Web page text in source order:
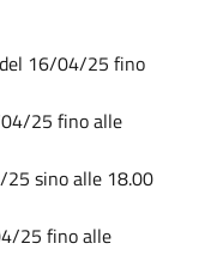
16/04/25 fino
25 fino alle
sino alle 18.00
25 fino alle